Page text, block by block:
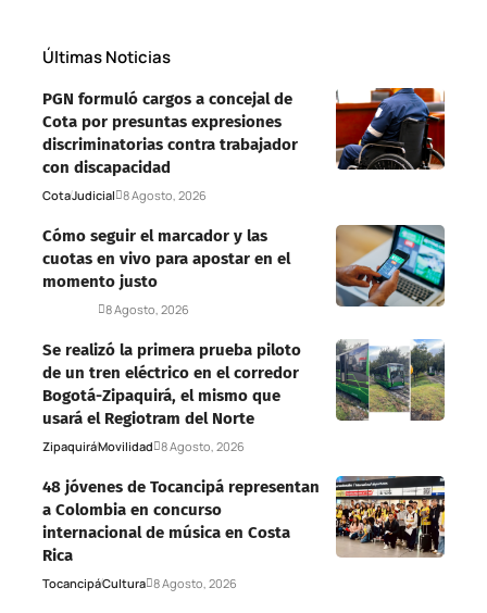
Últimas Noticias
PGN formuló cargos a concejal de
Cota por presuntas expresiones
discriminatorias contra trabajador
con discapacidad
CotaJudicial 8 Agosto, 2026
Cómo seguir el marcador y las
cuotas en vivo para apostar en el
momento justo
8 Agosto, 2026
Se realizó la primera prueba piloto
de un tren eléctrico en el corredor
Bogotá-Zipaquirá, el mismo que
usará el Regiotram del Norte
ZipaquiráMovilidad 8 Agosto, 2026
48 jóvenes de Tocancipá representan
a Colombia en concurso
internacional de música en Costa
Rica
TocancipáCultura 8 Agosto, 2026